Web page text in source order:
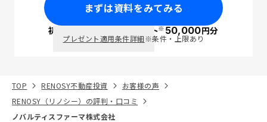
まずは資料をみてみる
初回面談で ポイント※50,000円分
プレゼント適用条件詳細※条件・上限あり
TOP RENOSY不動産投資
お客様の声
RENOSY（リノシー）の評判・口コミ
ノバルティスファーマ株式会社